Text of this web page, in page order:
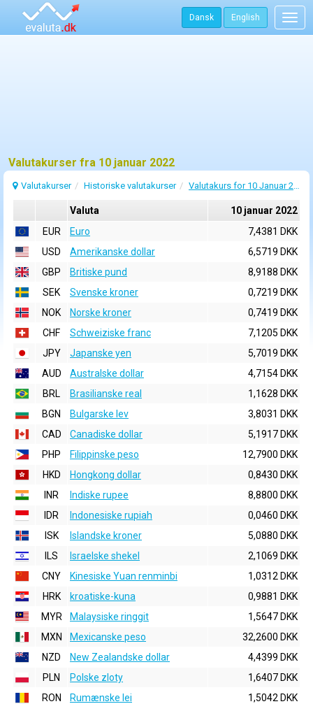
Dansk English
Valutakurser fra 10 januar 2022
Valutakurser Historiske valutakurser Valutakurs for 10 Januar 2022
Valuta
10 januar 2022
EUR
Euro
7,4381 DKK
USD
Amerikanske dollar
6,5719 DKK
GBP
Britiske pund
8,9188 DKK
SEK
Svenske kroner
0,7219 DKK
NOK
Norske kroner
0,7419 DKK
CHF
Schweiziske franc
7,1205 DKK
JPY
Japanske yen
5,7019 DKK
AUD
Australske dollar
4,7154 DKK
BRL
Brasilianske real
1,1628 DKK
BGN
Bulgarske lev
3,8031 DKK
CAD
Canadiske dollar
5,1917 DKK
PHP
Filippinske peso
12,7900 DKK
HKD
Hongkong dollar
0,8430 DKK
INR
Indiske rupee
8,8800 DKK
IDR
Indonesiske rupiah
0,0460 DKK
ISK
Islandske kroner
5,0880 DKK
ILS
Israelske shekel
2,1069 DKK
CNY
Kinesiske Yuan renminbi
1,0312 DKK
HRK
kroatiske-kuna
0,9881 DKK
MYR
Malaysiske ringgit
1,5647 DKK
MXN
Mexicanske peso
32,2600 DKK
NZD
New Zealandske dollar
4,4399 DKK
PLN
Polske zloty
1,6407 DKK
RON
Rumænske lei
1,5042 DKK